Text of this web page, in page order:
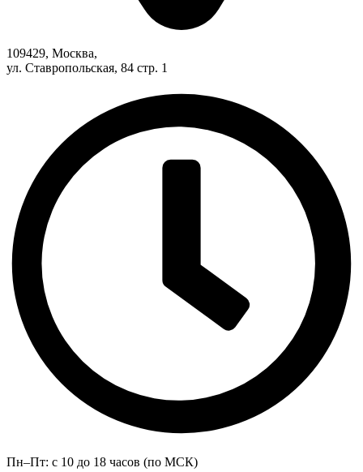
109429, Москва,
ул. Ставропольская, 84 стр. 1
Пн–Пт: с 10 до 18 часов (по МСК)